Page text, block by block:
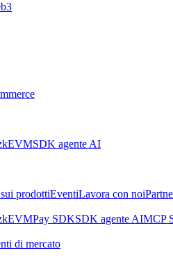
SDK agente AI
prodottiEventiLavora con noi
Pay SDKSDK agente AIMCP
di mercato